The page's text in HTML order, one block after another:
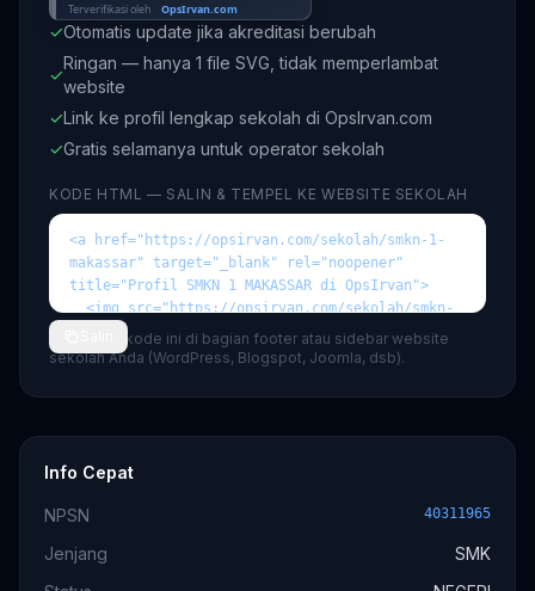
✓Otomatis update jika akreditasi berubah
✓
Ringan — hanya 1 file SVG, tidak memperlambat
website
✓Link ke profil lengkap sekolah di OpsIrvan.com
✓Gratis selamanya untuk operator sekolah
KODE HTML — SALIN & TEMPEL KE WEBSITE SEKOLAH
💡 Tempel kode ini di bagian footer atau sidebar website
sekolah Anda (WordPress, Blogspot, Joomla, dsb).
Info Cepat
NPSN 40311965
Jenjang
SMK